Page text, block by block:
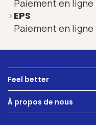
Paiement en ligne
EPS
Paiement en ligne
Feel better
Intest.pro
Compléments alimentaires
À propos de nous
Technologie